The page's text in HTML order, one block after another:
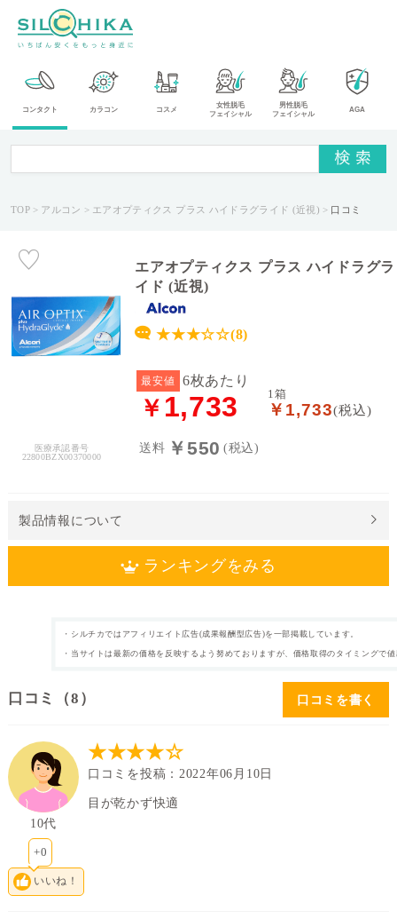
コンタクト カラコン コスメ
女性脱毛
フェイシャル
男性脱毛
フェイシャル
AGA
TOP アルコン エアオプティクス プラス ハイドラグライド (近視) 口コミ
医療承認番号
22800BZX00370000
エアオプティクス プラス ハイドラグラ
イド (近視)
★★★☆☆(8)
製品情報について
送料 ￥550 (税込)
最安値 6枚あたり
￥ 1,733 1箱
￥1,733(税込)
ランキングをみる
2週間使い捨て タイプ 近視
枚数 片眼3ヶ月分
シリコーンハイド
ロゲル
直径
素材グループ
中心厚(-3.00D)
・シルチカではアフィリエイト広告(成果報酬型広告)を一部掲載しています。
・当サイトは最新の価格を反映するよう努めておりますが、価格取得のタイミングで
口コミ （8）
10代
★★★★☆
口コミを投稿：2022年06月10日
目が乾かず快適
いいね！
+0
口コミを書く
カ
テ
リ
カ
タ
イ
方
～